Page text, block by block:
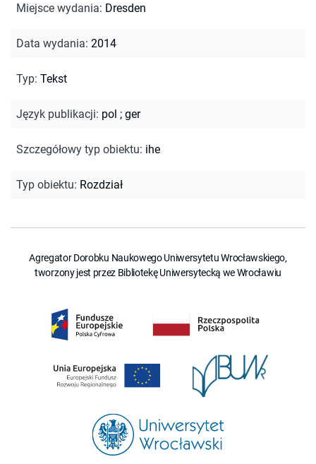
Miejsce wydania: Dresden
Data wydania: 2014
Typ: Tekst
Język publikacji: pol ; ger
Szczegółowy typ obiektu: ihe
Typ obiektu: Rozdział
Agregator Dorobku Naukowego Uniwersytetu Wrocławskiego,
tworzony jest przez Bibliotekę Uniwersytecką we Wrocławiu